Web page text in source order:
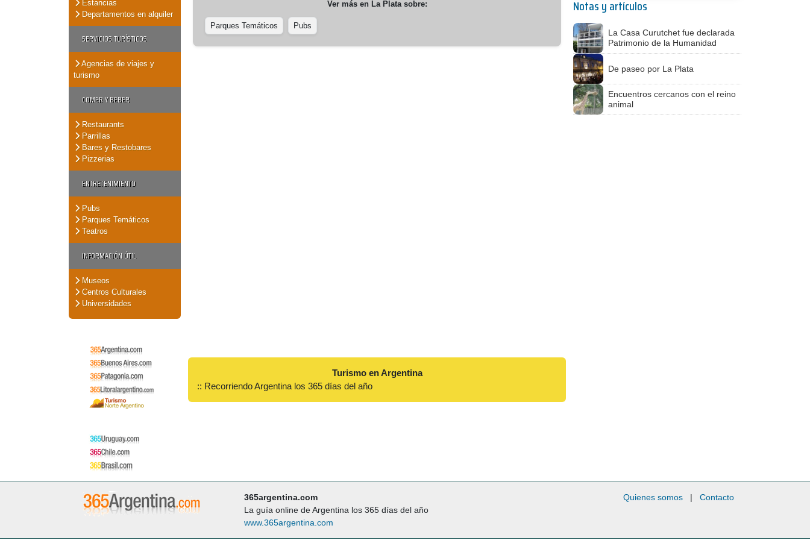
Estancias
Departamentos en alquiler
SERVICIOS TURÍSTICOS
Agencias de viajes y
turismo
COMER Y BEBER
Restaurants
Parrillas
Bares y Restobares
Pizzerias
ENTRETENIMIENTO
Pubs
Parques Temáticos
Teatros
INFORMACIÓN ÚTIL
Museos
Centros Culturales
Universidades
Ver más en La Platasobre:
Parques Temáticos Pubs
Turismo en Argentina
:: Recorriendo Argentina los 365 días del año
Notas y artículos
La Casa Curutchet fue declarada
Patrimonio de la Humanidad
De paseo por La Plata
Encuentros cercanos con el reino
animal
365argentina.com
La guía online de Argentina los 365 días del año
www.365argentina.com
Quienes somos | Contacto